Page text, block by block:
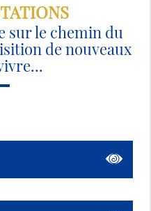
sur le chemin du
de nouveaux